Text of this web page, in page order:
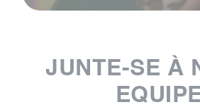
JUNTE-SE À